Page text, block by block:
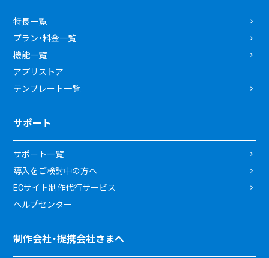
特長一覧
プラン・料金一覧
機能一覧
アプリストア
テンプレート一覧
サポート
サポート一覧
導入をご検討中の方へ
ECサイト制作代行サービス
ヘルプセンター
制作会社・提携会社さまへ